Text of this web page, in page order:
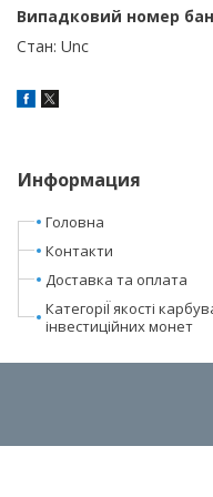
Випадковий номер
Стан: Unc
Информация
Головна
Контакти
Доставка та оплата
КатегоріЇ якості
інвестиційних монет